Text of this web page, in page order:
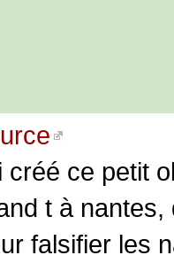
créé ce petit
t à nantes,
falsifier les